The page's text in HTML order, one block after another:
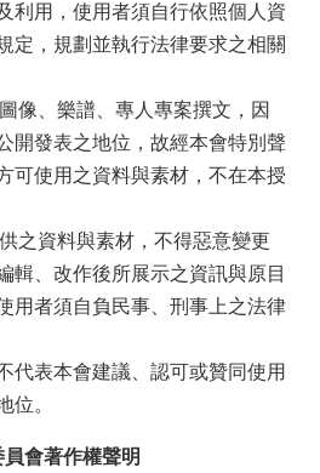
利用，使用者須自行依照個人資
定，規劃並執行法律要求之相關
像、樂譜、專人專案撰文，因
開發表之地位，故經本會特別聲
可使用之資料與素材，不在本授
之資料與素材，不得惡意變更
輯、改作後所展示之資訊與原目
用者須自負民事、刑事上之法律
代表本會建議、認可或贊同使用
位。
會著作權聲明